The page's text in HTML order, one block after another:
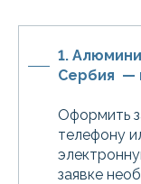
1.
Сербия —
Оформить
телефону
заявке